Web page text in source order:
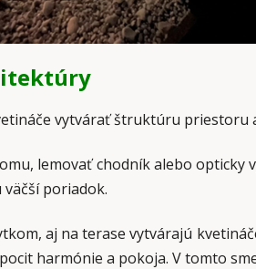
vytvárať štruktúru priestoru
lemovať chodník alebo
poriadok.
aj na terase vytvárajú
harmónie a pokoja. V tomto